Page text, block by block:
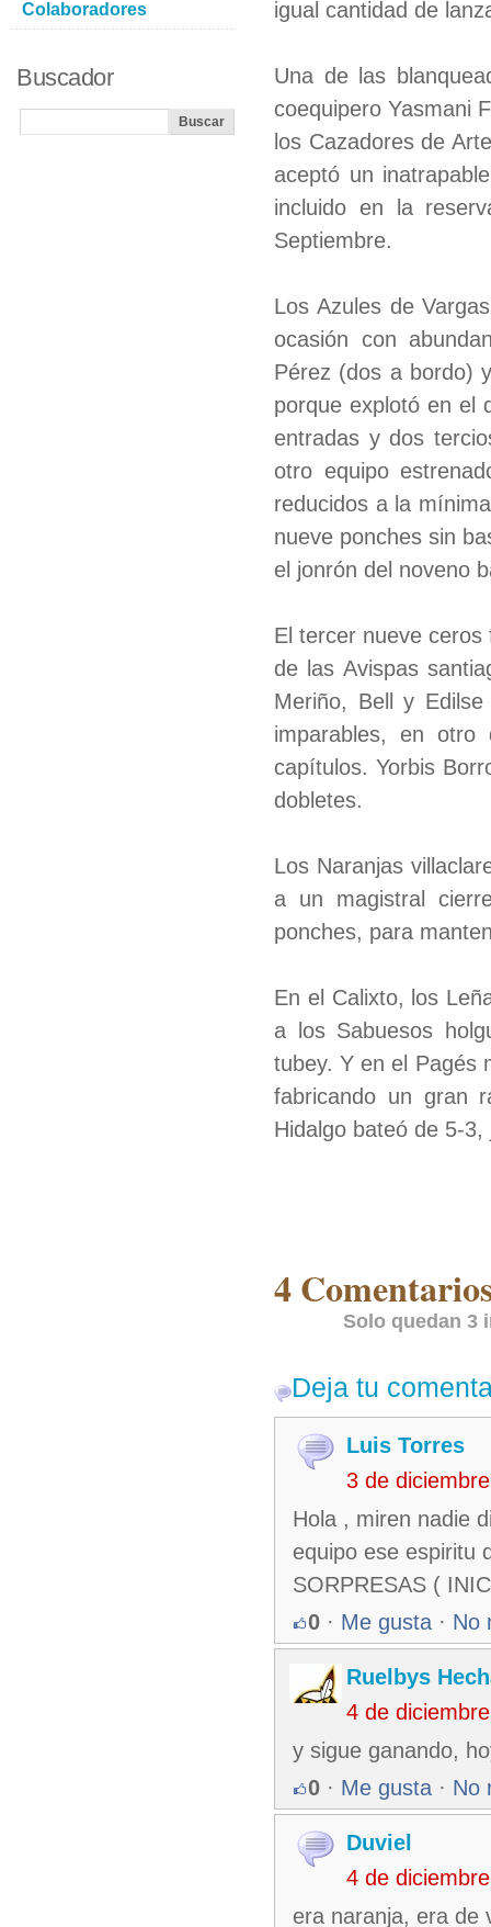
igual cantidad de
Una de las
coequipero Yasmani
los Cazadores de
aceptó un
incluido en la
Septiembre.
Los Azules de
ocasión con
Pérez (dos a bordo)
porque explotó en el
entradas y dos
otro equipo
reducidos a la
nueve ponches sin
el jonrón del noveno
El tercer nueve
de las Avispas
Meriño, Bell y
imparables, en otro
capítulos. Yorbis
dobletes.
Los Naranjas
a un magistral
ponches, para
En el Calixto, los
a los Sabuesos
tubey. Y en el Pagés
fabricando un gran
Hidalgo bateó de 5-
4
Solo quedan 3
Deja tu
Luis Torres
3 de
Hola , miren nadie
equipo ese espiritu
SORPRESAS (
0 · Me gusta · No
Ruelbys
4 de
y sigue ganando,
0 · Me gusta · No
Duviel
4 de
era naranja, era de
Colaboradores
Buscador